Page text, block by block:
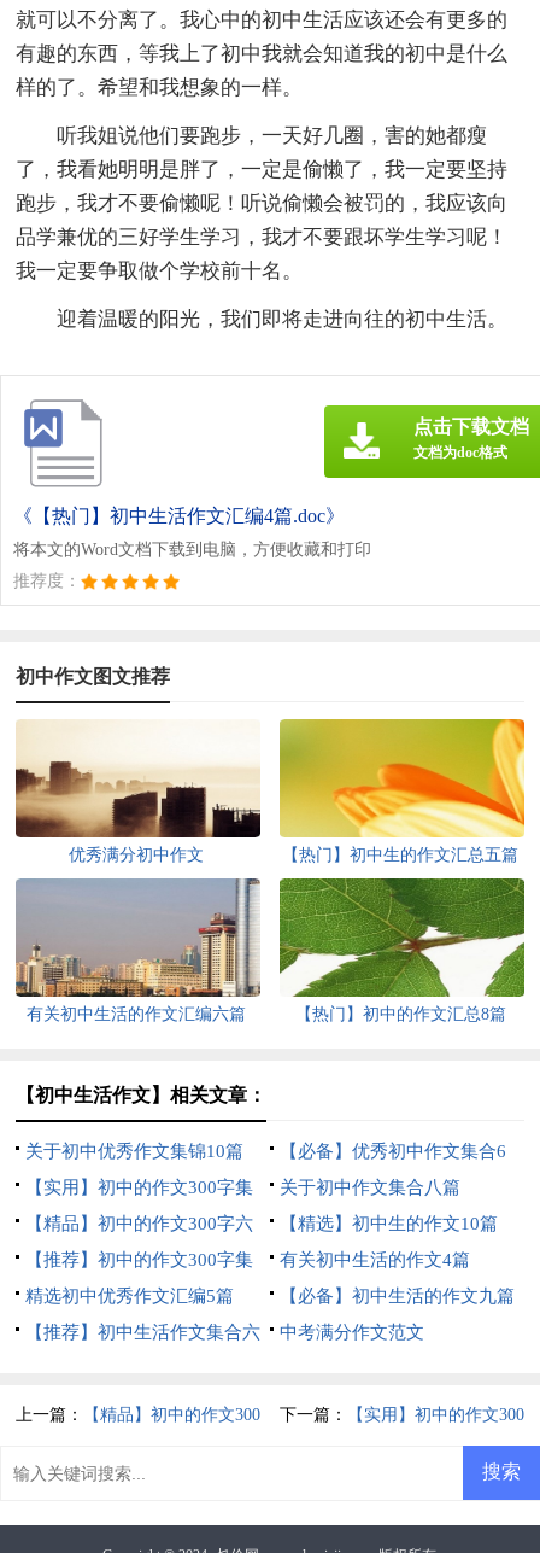
就可以不分离了。我心中的初中生活应该还会有更多的
有趣的东西，等我上了初中我就会知道我的初中是什么
样的了。希望和我想象的一样。
听我姐说他们要跑步，一天好几圈，害的她都瘦
了，我看她明明是胖了，一定是偷懒了，我一定要坚持
跑步，我才不要偷懒呢！听说偷懒会被罚的，我应该向
品学兼优的三好学生学习，我才不要跟坏学生学习呢！
我一定要争取做个学校前十名。
迎着温暖的阳光，我们即将走进向往的初中生活。
《【热门】初中生活作文汇编4篇.doc》
将本文的Word文档下载到电脑，方便收藏和打印
推荐度：
点击下载文档
文档为doc格式
初中作文图文推荐
优秀满分初中作文 【热门】初中生的作文汇总五篇
有关初中生活的作文汇编六篇 【热门】初中的作文汇总8篇
【初中生活作文】相关文章：
关于初中优秀作文集锦10篇
【必备】优秀初中作文集合6
篇
【实用】初中的作文300字集
合六篇
关于初中作文集合八篇
【精品】初中的作文300字六
篇
【精选】初中生的作文10篇
【推荐】初中的作文300字集
合八篇
有关初中生活的作文4篇
精选初中优秀作文汇编5篇
【必备】初中生活的作文九篇
【推荐】初中生活作文集合六
中考满分作文范文
上一篇： 【精品】初中的作文300 下一篇： 【实用】初中的作文300